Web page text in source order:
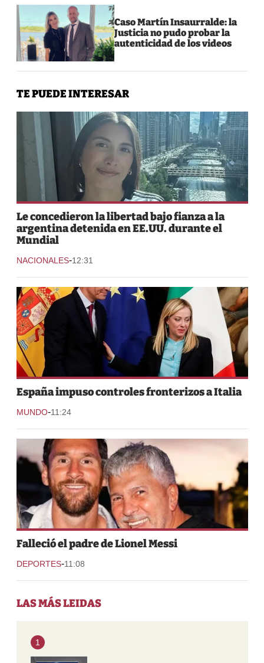
Caso Martín Insaurralde: la
Justicia no pudo probar la
autenticidad de los videos
TE PUEDE INTERESAR
Le concedieron la libertad bajo fianza a la
argentina detenida en EE.UU. durante el
Mundial
NACIONALES-12:31
España impuso controles fronterizos a Italia
MUNDO-11:24
Falleció el padre de Lionel Messi
DEPORTES-11:08
LAS MÁS LEIDAS
1